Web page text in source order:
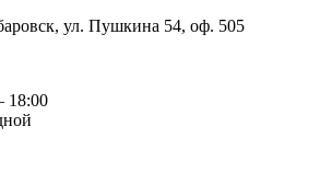
ул. Пушкина 54, оф. 505
18:00